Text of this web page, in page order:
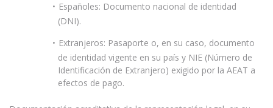
Españoles: Documento nacional de identidad
(DNI).
Extranjeros: Pasaporte o, en su caso, documento
de identidad vigente en su país y NIE (Número de
Identificación de Extranjero) exigido por la AEAT a
efectos de pago.